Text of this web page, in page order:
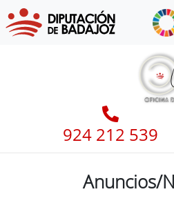
924 212 539
Anuncios/